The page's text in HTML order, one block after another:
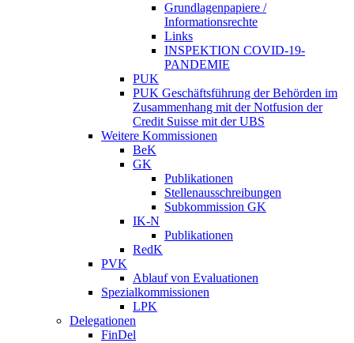
Grundlagenpapiere /
Informationsrechte
Links
INSPEKTION COVID-19-
PANDEMIE
PUK
PUK Geschäftsführung der Behörden im
Zusammenhang mit der Notfusion der
Credit Suisse mit der UBS
Weitere Kommissionen
BeK
GK
Publikationen
Stellenausschreibungen
Subkommission GK
IK-N
Publikationen
RedK
PVK
Ablauf von Evaluationen
Spezialkommissionen
LPK
Delegationen
FinDel